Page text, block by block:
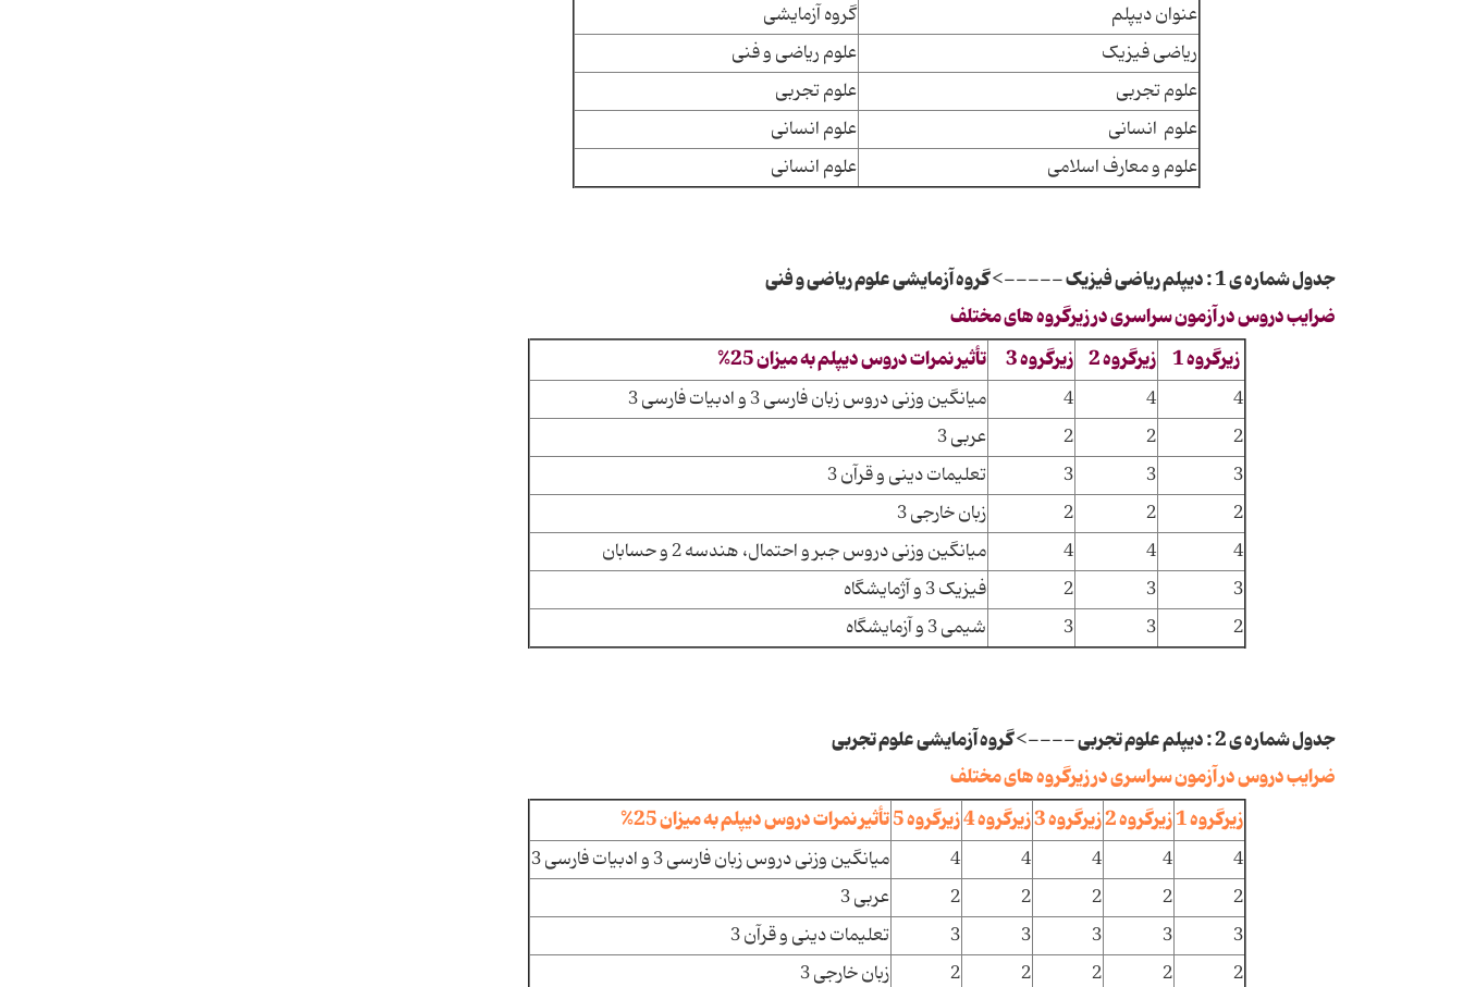
عنوان دیپلم
گروه آزمایشی
ریاضی فیزیک
علوم ریاضی و فنی
علوم تجربی
علوم تجربی
علوم انسانی
علوم انسانی
علوم و معارف اسلامی
علوم انسانی
جدول شماره ی 1 : دیپلم ریاضی فیزیک -----> گروه آزمایشی علوم ریاضی و فنی
ضرایب دروس در آزمون سراسری در زیرگروه های مختلف
زیرگروه 1
زیرگروه 2 زیرگروه 3 تأثیر نمرات دروس دیپلم به میزان 25%
4
4
4
میانگین وزنی دروس زبان فارسی 3 و ادبیات فارسی 3
2
2
2
عربی 3
3
3
3
تعلیمات دینی و قرآن 3
2
2
2
زبان خارجی 3
4
4
4
میانگین وزنی دروس جبر و احتمال، هندسه 2 و حسابان
3
3
2
فیزیک 3 و آژمایشگاه
2
3
3 شیمی 3 و آزمایشگاه
جدول شماره ی 2 : دیپلم علوم تجربی ----> گروه آزمایشی علوم تجربی
ضرایب دروس در آزمون سراسری در زیرگروه های مختلف
زیرگروه 1 زیرگروه 2 زیرگروه 3 زیرگروه 4 زیرگروه 5 تأثیر نمرات دروس دیپلم به میزان 25%
4
4
4
4
4
میانگین وزنی دروس زبان فارسی 3 و ادبیات فارسی 3
2
2
2
2
2
عربی 3
3
3
3
3
3
تعلیمات دینی و قرآن 3
2
2
2
2
2 زبان خارجی 3